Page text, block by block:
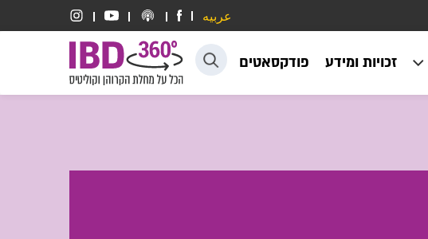
عربيه
דלג לתוכן
זכויות ומידע פודקסאטים